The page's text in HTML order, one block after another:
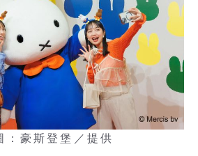
豪斯登堡／提供